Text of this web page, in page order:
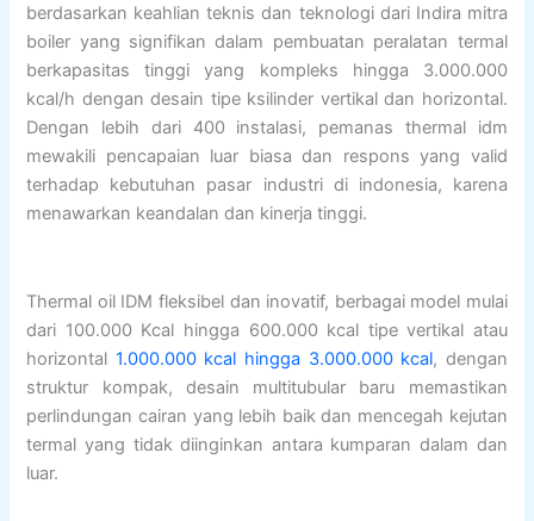
berdasarkan keahlian teknis dan teknologi dari Indira mitra
boiler yang signifikan dalam pembuatan peralatan termal
berkapasitas tinggi yang kompleks hingga 3.000.000
kcal/h dengan desain tipe ksilinder vertikal dan horizontal.
Dengan lebih dari 400 instalasi, pemanas thermal idm
mewakili pencapaian luar biasa dan respons yang valid
terhadap kebutuhan pasar industri di indonesia, karena
menawarkan keandalan dan kinerja tinggi.
Thermal oil IDM fleksibel dan inovatif, berbagai model mulai
dari 100.000 Kcal hingga 600.000 kcal tipe vertikal atau
horizontal 1.000.000 kcal hingga 3.000.000 kcal, dengan
struktur kompak, desain multitubular baru memastikan
perlindungan cairan yang lebih baik dan mencegah kejutan
termal yang tidak diinginkan antara kumparan dalam dan
luar.